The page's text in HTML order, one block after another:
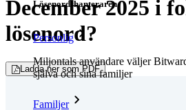
Lösenordshanteraren
Personlig
Miljontals användare väljer
själva och sina familjer
Familjer
December 2025 i
lösenord?
Ladda ner som PDF